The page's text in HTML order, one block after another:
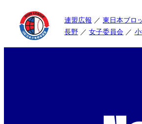
連盟広報 東日本ブロ
長野
女子委員会